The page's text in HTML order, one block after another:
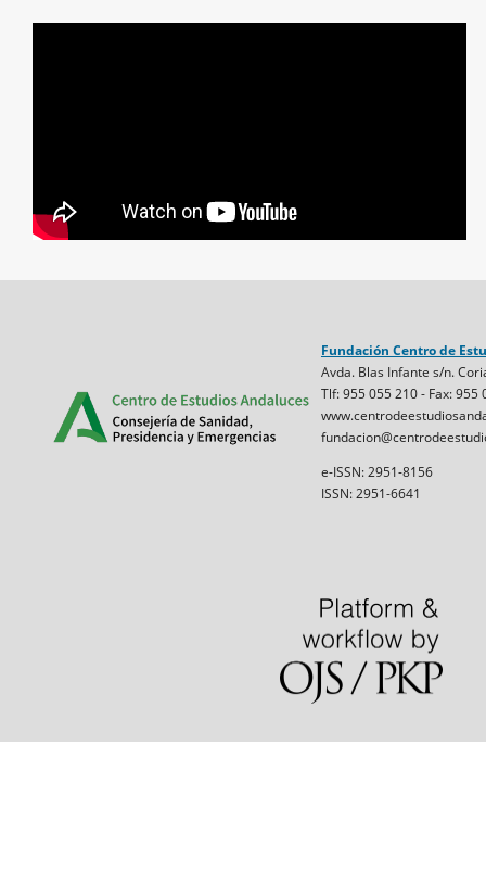
Fundación Centro de
Avda. Blas Infante s/n.
Tlf: 955 055 210 - Fax: 955
e-ISSN: 2951-8156
ISSN: 2951-6641